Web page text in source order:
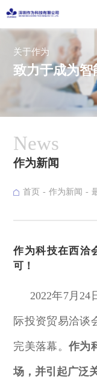
关于作为
致力于成为
News
作为新闻
首页 作为新闻
作为科技在西洽
可！
2022年7月
际投资贸易洽谈
完美落幕。作为
场，并引起广泛